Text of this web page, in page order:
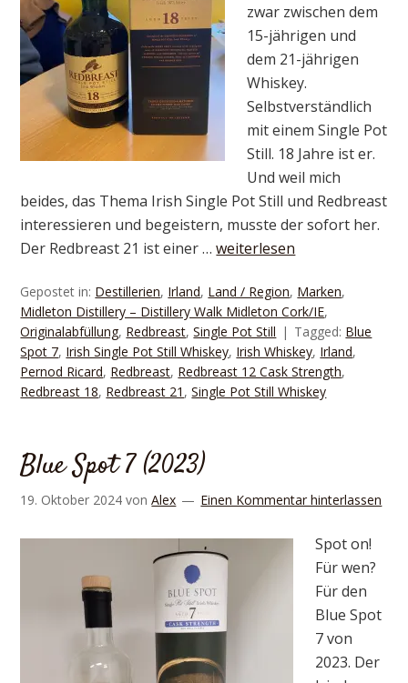
zwar zwischen dem
15-jährigen und
dem 21-jährigen
Whiskey.
Selbstverständlich
mit einem Single Pot
Still. 18 Jahre ist er.
Und weil mich
beides, das Thema Irish Single Pot Still und Redbreast
interessieren und begeistern, musste der sofort her.
Der Redbreast 21 ist einer …weiterlesen
Gepostet in: Destillerien, Irland, Land / Region, Marken,
Midleton Distillery – Distillery Walk Midleton Cork/IE,
Originalabfüllung, Redbreast,Single Pot Still Tagged: Blue
Spot 7, Irish Single Pot Still Whiskey, Irish Whiskey, Irland,
Pernod Ricard, Redbreast, Redbreast 12 Cask Strength,
Redbreast 18, Redbreast 21 ,Single Pot Still Whiskey
Blue Spot 7 (2023)
19. Oktober 2024 vonAlex Einen Kommentar hinterlassen
Spot on!
Für wen?
Für den
Blue Spot
7 von
2023. Der